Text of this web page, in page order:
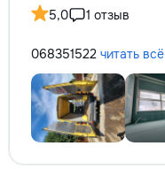
5,0
1 отзыв
068351522 читать всё